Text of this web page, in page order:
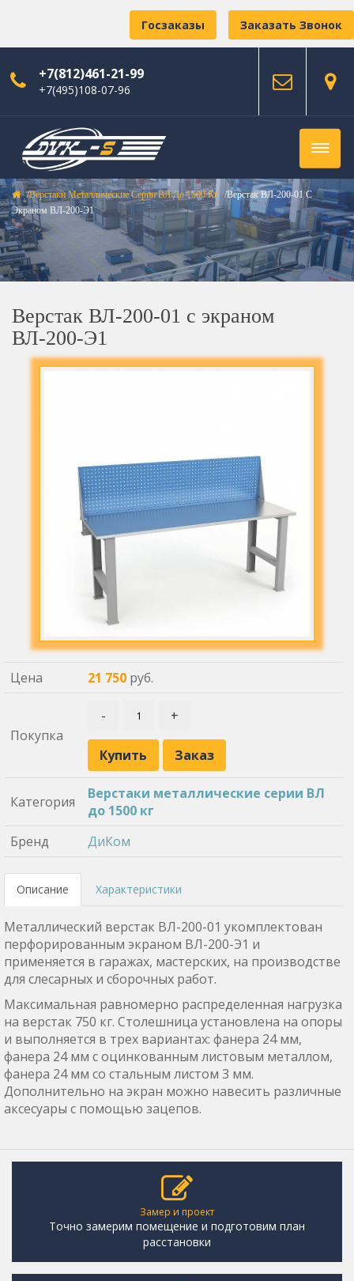
Заказать Звонок
Госзаказы
+7(812)461-21-99
+7(495)108-07-96
Верстаки Металлические Серии ВЛ До 1500 Кг
Верстак ВЛ-200-01 С
Экраном ВЛ-200-Э1
Верстак ВЛ-200-01 с экраном
ВЛ-200-Э1
Цена 21 750 руб.
Покупка
- +
Купить Заказ
Категория
Верстаки металлические серии ВЛ
до 1500 кг
Бренд
ДиКом
Описание Характеристики
Металлический верстак ВЛ-200-01 укомплектован
перфорированным экраном ВЛ-200-Э1 и
применяется в гаражах, мастерских, на производстве
для слесарных и сборочных работ.
Максимальная равномерно распределенная нагрузка
на верстак 750 кг. Столешница установлена на опоры
и выполняется в трех вариантах: фанера 24 мм,
фанера 24 мм с оцинкованным листовым металлом,
фанера 24 мм со стальным листом 3 мм.
Дополнительно на экран можно навесить различные
аксесуары с помощью зацепов.
Замер и проект
Точно замерим помещение и подготовим план
расстановки